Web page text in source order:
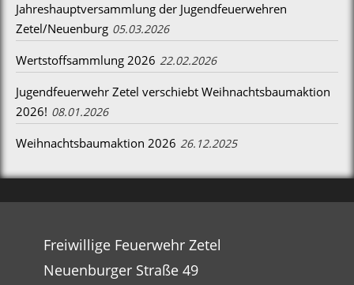
Jahreshauptversammlung der Jugendfeuerwehren
Zetel/Neuenburg 05.03.2026
Wertstoffsammlung 2026 22.02.2026
Jugendfeuerwehr Zetel verschiebt Weihnachtsbaumaktion
2026! 08.01.2026
Weihnachtsbaumaktion 2026 26.12.2025
Freiwillige Feuerwehr Zetel
Neuenburger Straße 49